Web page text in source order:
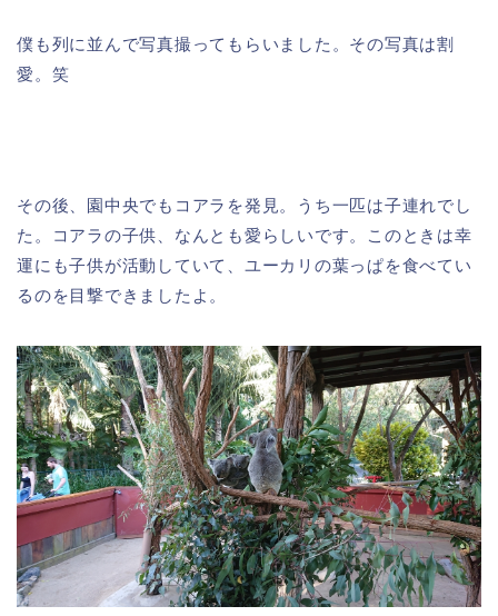
僕も列に並んで写真撮ってもらいました。その写真は割
愛。笑
その後、園中央でもコアラを発見。うち一匹は子連れでし
た。コアラの子供、なんとも愛らしいです。このときは幸
運にも子供が活動していて、ユーカリの葉っぱを食べてい
るのを目撃できましたよ。